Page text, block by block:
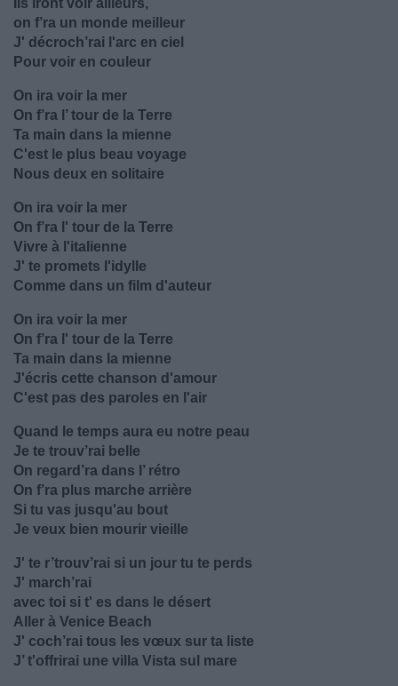
Ils iront voir ailleurs,
on f’ra un monde meilleur
J' décroch’rai l'arc en ciel
Pour voir en couleur
On ira voir la mer
On f’ra l’ tour de la Terre
Ta main dans la mienne
C'est le plus beau voyage
Nous deux en solitaire
On ira voir la mer
On f’ra l' tour de la Terre
Vivre à l'italienne
J' te promets l'idylle
Comme dans un film d'auteur
On ira voir la mer
On f’ra l' tour de la Terre
Ta main dans la mienne
J'écris cette chanson d'amour
C'est pas des paroles en l'air
Quand le temps aura eu notre peau
Je te trouv’rai belle
On regard’ra dans l’ rétro
On f’ra plus marche arrière
Si tu vas jusqu'au bout
Je veux bien mourir vieille
J' te r’trouv’rai si un jour tu te perds
J' march’rai
avec toi si t' es dans le désert
Aller à Venice Beach
J' coch’rai tous les vœux sur ta liste
J’ t'offrirai une villa Vista sul mare